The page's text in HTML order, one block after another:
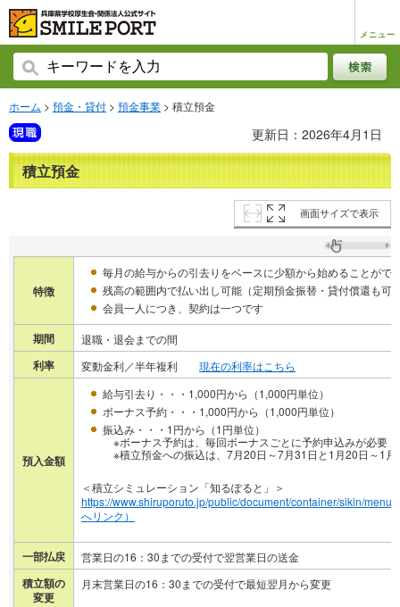
メニュー
ホーム > 預金・貸付 > 預金事業 > 積立預金
更新日：2026年4月1日
積立預金
画面サイズで表示
特徴
毎月の給与からの引去りをベースに少額から始めることがで
残高の範囲内で払い出し可能（定期預金振替・貸付償還も可
会員一人につき、契約は一つです
期間
退職・退会までの間
利率
変動金利／半年複利 現在の利率はこちら
預入金額
給与引去り・・・1,000円から（1,000円単位）
ボーナス予約・・・1,000円から（1,000円単位）
振込み・・・1円から（1円単位）
※ボーナス予約は、毎回ボーナスごとに予約申込みが必要
※積立預金への振込は、7月20日～7月31日と1月20日～1月
＜積立シミュレーション「知るぽると」＞
https://www.shiruporuto.jp/public/document/container/sikin/menu/
へリンク）
一部払戻
営業日の16：30までの受付で翌営業日の送金
積立額の
変更
月末営業日の16：30までの受付で最短翌月から変更